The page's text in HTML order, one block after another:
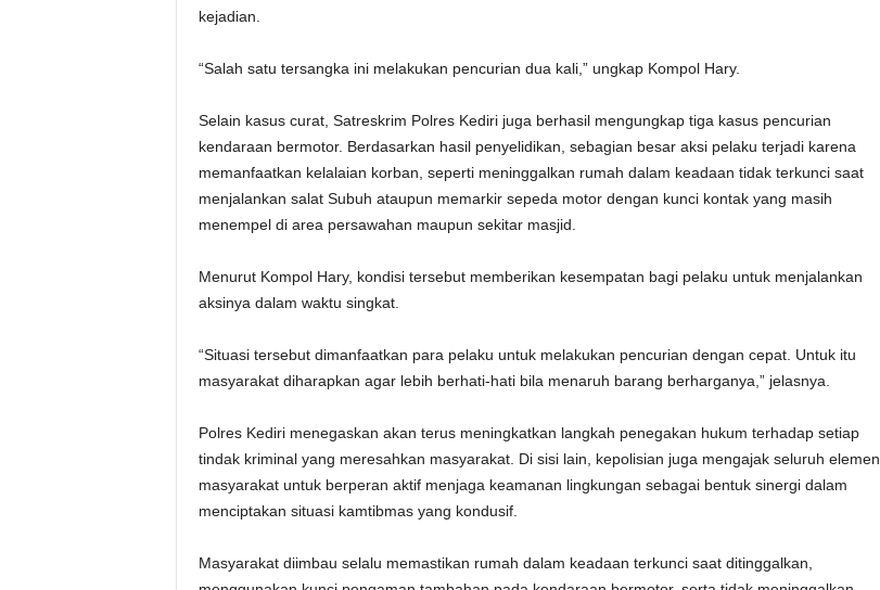
kejadian.
“Salah satu tersangka ini melakukan pencurian dua kali,” ungkap Kompol Hary.
Selain kasus curat, Satreskrim Polres Kediri juga berhasil mengungkap tiga kasus pencurian
kendaraan bermotor. Berdasarkan hasil penyelidikan, sebagian besar aksi pelaku terjadi karena
memanfaatkan kelalaian korban, seperti meninggalkan rumah dalam keadaan tidak terkunci saat
menjalankan salat Subuh ataupun memarkir sepeda motor dengan kunci kontak yang masih
menempel di area persawahan maupun sekitar masjid.
Menurut Kompol Hary, kondisi tersebut memberikan kesempatan bagi pelaku untuk menjalankan
aksinya dalam waktu singkat.
“Situasi tersebut dimanfaatkan para pelaku untuk melakukan pencurian dengan cepat. Untuk itu
masyarakat diharapkan agar lebih berhati-hati bila menaruh barang berharganya,” jelasnya.
Polres Kediri menegaskan akan terus meningkatkan langkah penegakan hukum terhadap setiap
tindak kriminal yang meresahkan masyarakat. Di sisi lain, kepolisian juga mengajak seluruh elemen
masyarakat untuk berperan aktif menjaga keamanan lingkungan sebagai bentuk sinergi dalam
menciptakan situasi kamtibmas yang kondusif.
Masyarakat diimbau selalu memastikan rumah dalam keadaan terkunci saat ditinggalkan,